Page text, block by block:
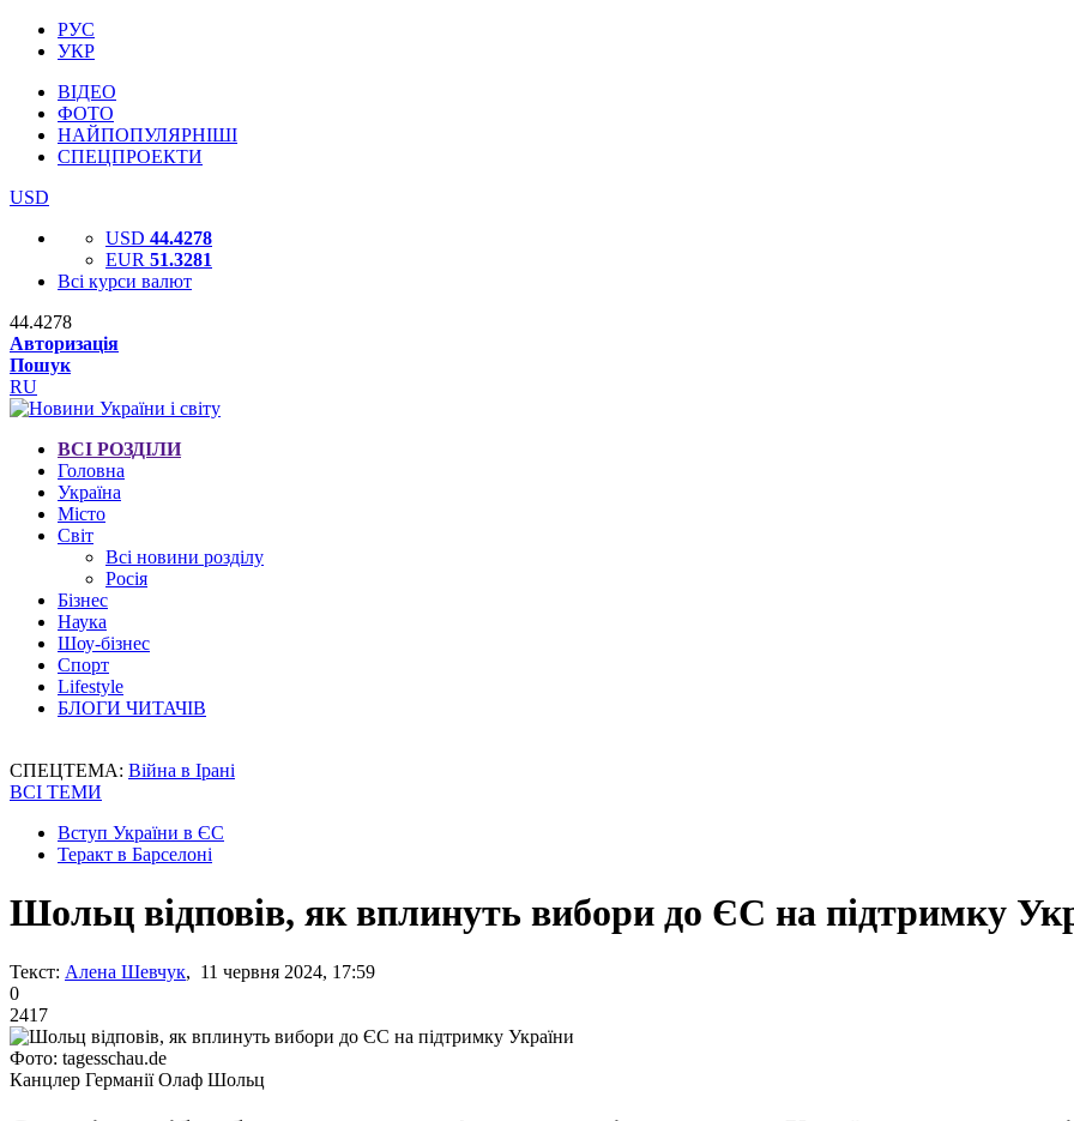
РУС
УКР
ВІДЕО
ФОТО
НАЙПОПУЛЯРНІШІ
СПЕЦПРОЕКТИ
USD
USD 44.4278
EUR 51.3281
Всі курси валют
44.4278
Авторизація
Пошук
RU
ВСІ РОЗДІЛИ
Головна
Україна
Місто
Світ
Всі новини розділу
Росія
Бізнес
Наука
Шоу-бізнес
Спорт
Lifestyle
БЛОГИ ЧИТАЧІВ
СПЕЦТЕМА: Війна в Ірані
ВСІ ТЕМИ
Вступ України в ЄС
Теракт в Барселоні
Шольц відповів, як вплинуть вибори до ЄС на підтримку
Текст: Алена Шевчук, 11 червня 2024, 17:59
0
2417
Фото: tagesschau.de
Канцлер Германії Олаф Шольц